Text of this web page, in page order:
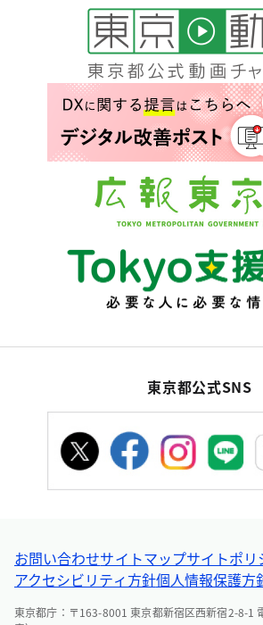
東京都公式SNS
お問い合わせサイトマップサイトポリ
アクセシビリティ方針個人情報保護方
東京都庁：〒163-8001 東京都新宿区西新宿2-8-1